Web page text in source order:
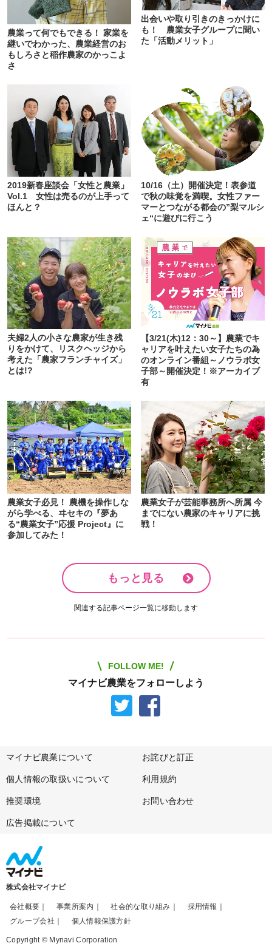
農業って何でもできる！ 家業を
継いでわかった、農業経営のお
もしろさと稲作農家のかっこよ
さ
出会いや取り引きのきっかけに
も！ 農業女子グループに聞い
た「活動メリット」
2019新春座談会「女性と農業」
Vol.1 女性は売るのが上手って
ほんと？
10/16（土）開催決定！表参道
で秋の味覚を満喫。女性ファー
マーとつながる都会の”梨マルシ
ェ“に遊びに行こう
夫婦2人の小さな農家が生き残
りをかけて、リスクヘッジから
考えた「農家フランチャイズ」
とは!?
【3/21(木)12：30～】農業でキ
ャリアを叶えたい女子たちの為
のオンライン番組～ノウラボ女
子部～開催決定！※アーカイブ
有
農業女子必見！ 農機を操作しな
がら学べる、ヰセキの『夢あ
る“農業女子”応援 Project』に
参加してみた！
農業女子が芸能事務所へ所属 今
までにない農家のキャリアに挑
戦！
もっと見る
関連する記事ページ一覧に移動します
FOLLOW ME!
マイナビ農業をフォローしよう
マイナビ農業について お詫びと訂正
個人情報の取扱いについて 利用規約
推奨環境 お問い合わせ
広告掲載について
株式会社マイナビ
会社概要 事業所案内 社会的な取り組み
採用情報
グループ会社
個人情報保護方針
Copyright © Mynavi Corporation